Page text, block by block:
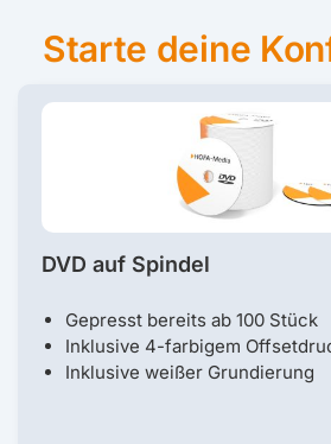
Starte deine
DVD auf Spindel
Gepresst bereits ab 100 Stück
Inklusive 4-farbigem
Inklusive weißer Grundierung